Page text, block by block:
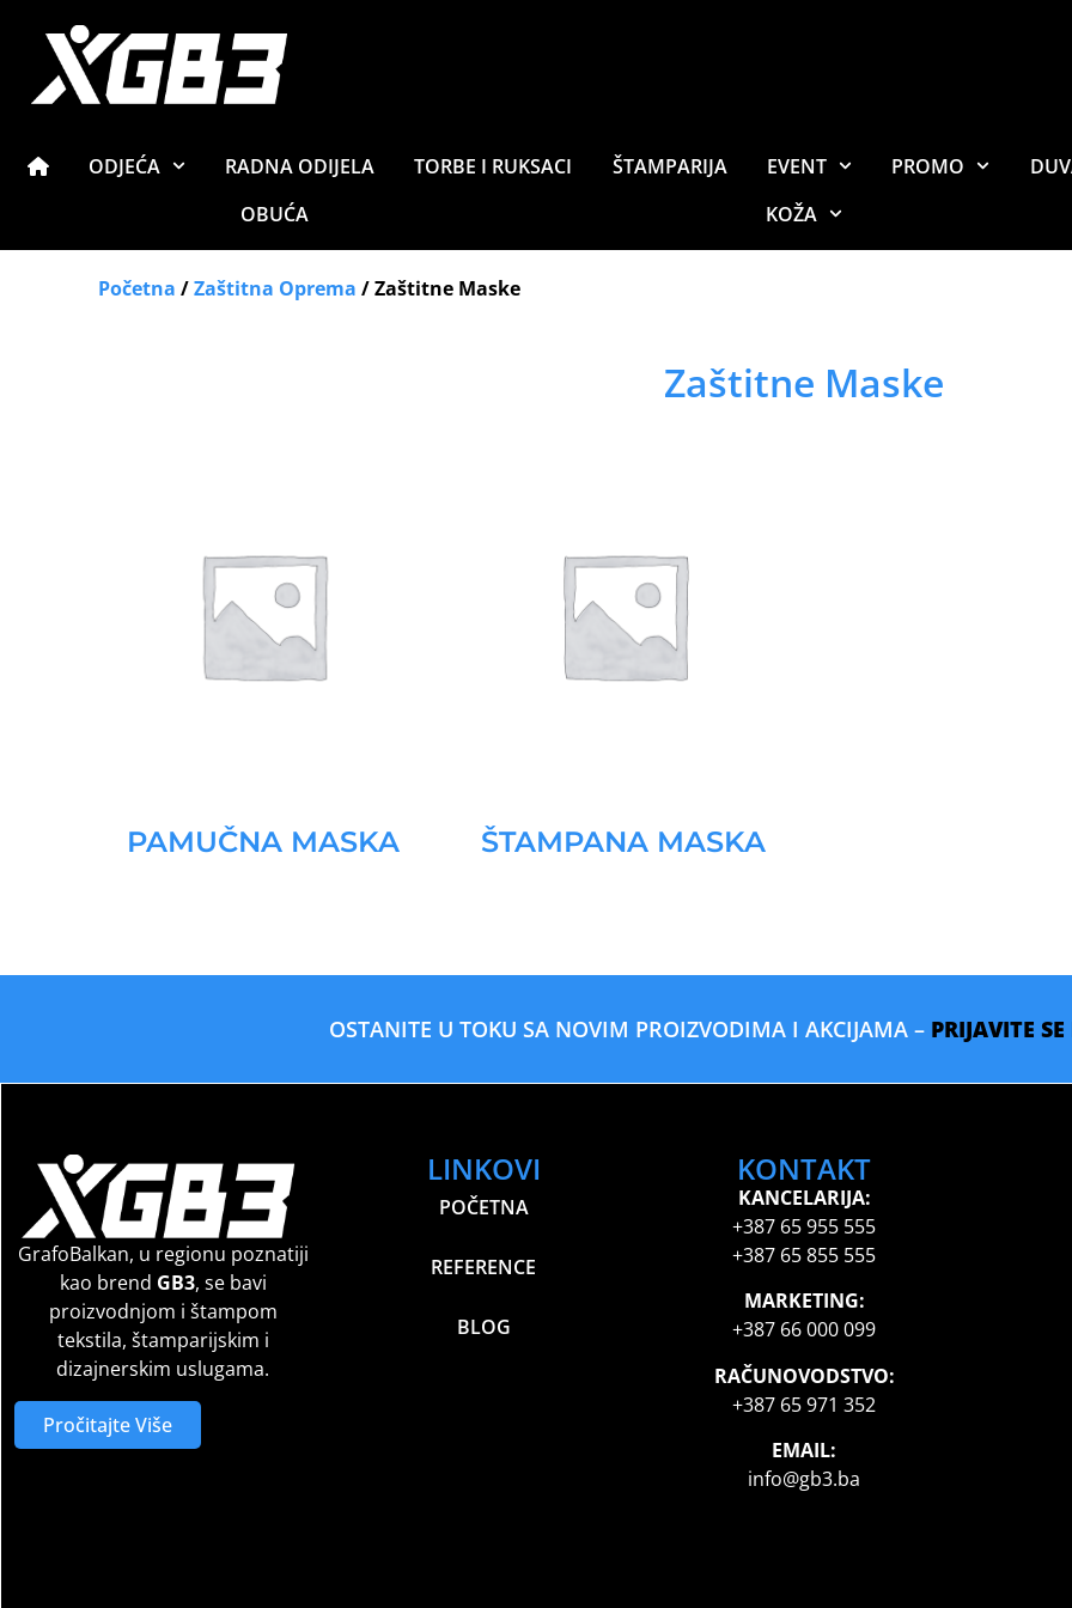
ODJEĆA RADNA ODIJELA TORBE I RUKSACI ŠTAMPARIJA EVENT PROMO
OBUĆA
KOŽA
Početna /Zaštitna Oprema / Zaštitne Maske
Zaštitne Maske
PAMUČNA MASKA ŠTAMPANA MASKA
OSTANITE U TOKU SA NOVIM PROIZVODIMA I AKCIJAMA – PRIJAVITE
GrafoBalkan, u regionu poznatiji
kao brend GB3, se bavi
proizvodnjom i štampom
tekstila, štamparijskim i
dizajnerskim uslugama.
Pročitajte Više
LINKOVI
POČETNA
REFERENCE
BLOG
KONTAKT
KANCELARIJA:
+387 65 955 555
+387 65 855 555
MARKETING:
+387 66 000 099
RAČUNOVODSTVO:
+387 65 971 352
EMAIL:
info@gb3.ba